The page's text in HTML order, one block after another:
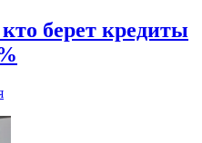
берет кредиты